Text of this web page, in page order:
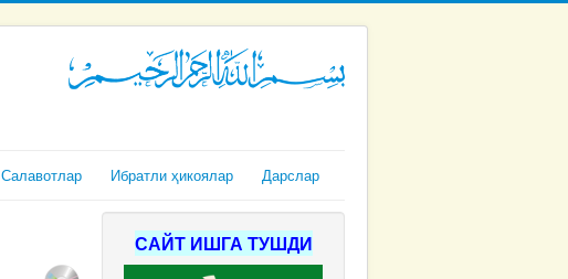
Салавотлар Ибратли ҳикоялар Дарслар
САЙТ ИШГА ТУШДИ